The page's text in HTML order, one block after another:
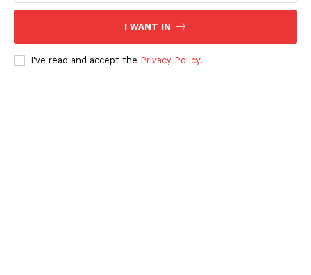
I WANT IN
I've read and accept the Privacy Policy.